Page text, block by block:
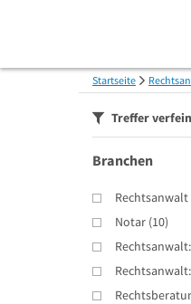
Startseite
Treffer
Branchen
Rechtsanwalt
Notar (10)